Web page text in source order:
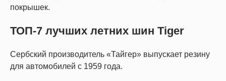
покрышек.
ТОП-7 лучших летних шин Tiger
Сербский производитель «Тайгер» выпускает резину
для автомобилей с 1959 года.